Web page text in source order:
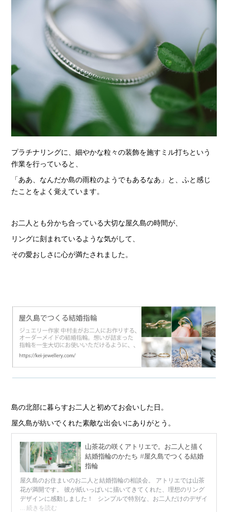
プラチナリングに、細やかな粒々の装飾を施すミル打ちという
作業を行っていると、
「ああ、なんだか島の雨粒のようでもあるなあ」と、ふと感じ
たことをよく覚えています。
お二人とも分かち合っている大切な屋久島の時間が、
リングに刻まれているような気がして、
その愛おしさに心が満たされました。
島の北部に暮らすお二人と初めてお会いした日。
屋久島が紡いでくれた素敵な出会いにありがとう。